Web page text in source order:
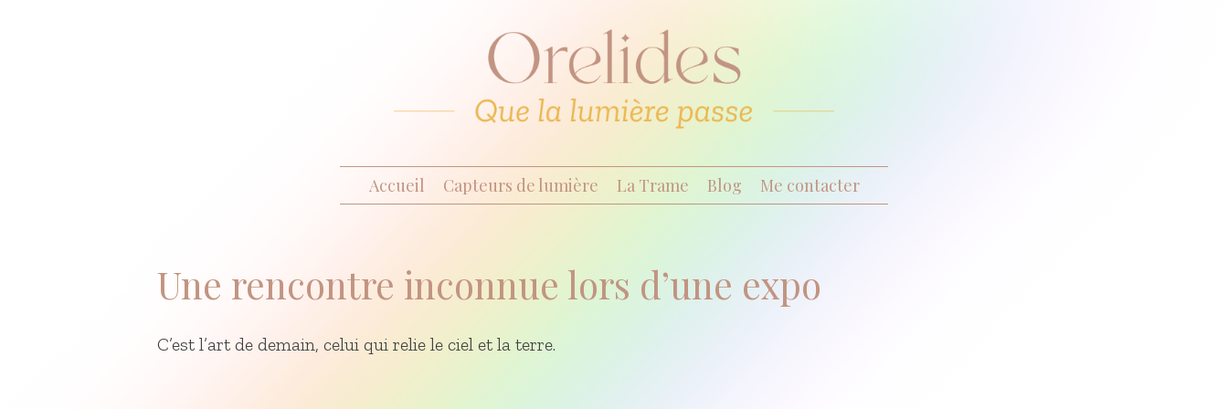
Accueil Capteurs de lumière La Trame Blog Me contacter
Une rencontre inconnue lors d’une expo
C’est l’art de demain, celui qui relie le ciel et la terre.